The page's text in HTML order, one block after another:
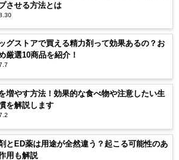
させる方法とは
ッグストアで買える精力剤って効果あるの？お
厳選10商品を紹介！
増やす方法！効果的な食べ物や注意したい生
を解説します
とED薬は用途が全然違う？起こる可能性のあ
用も解説